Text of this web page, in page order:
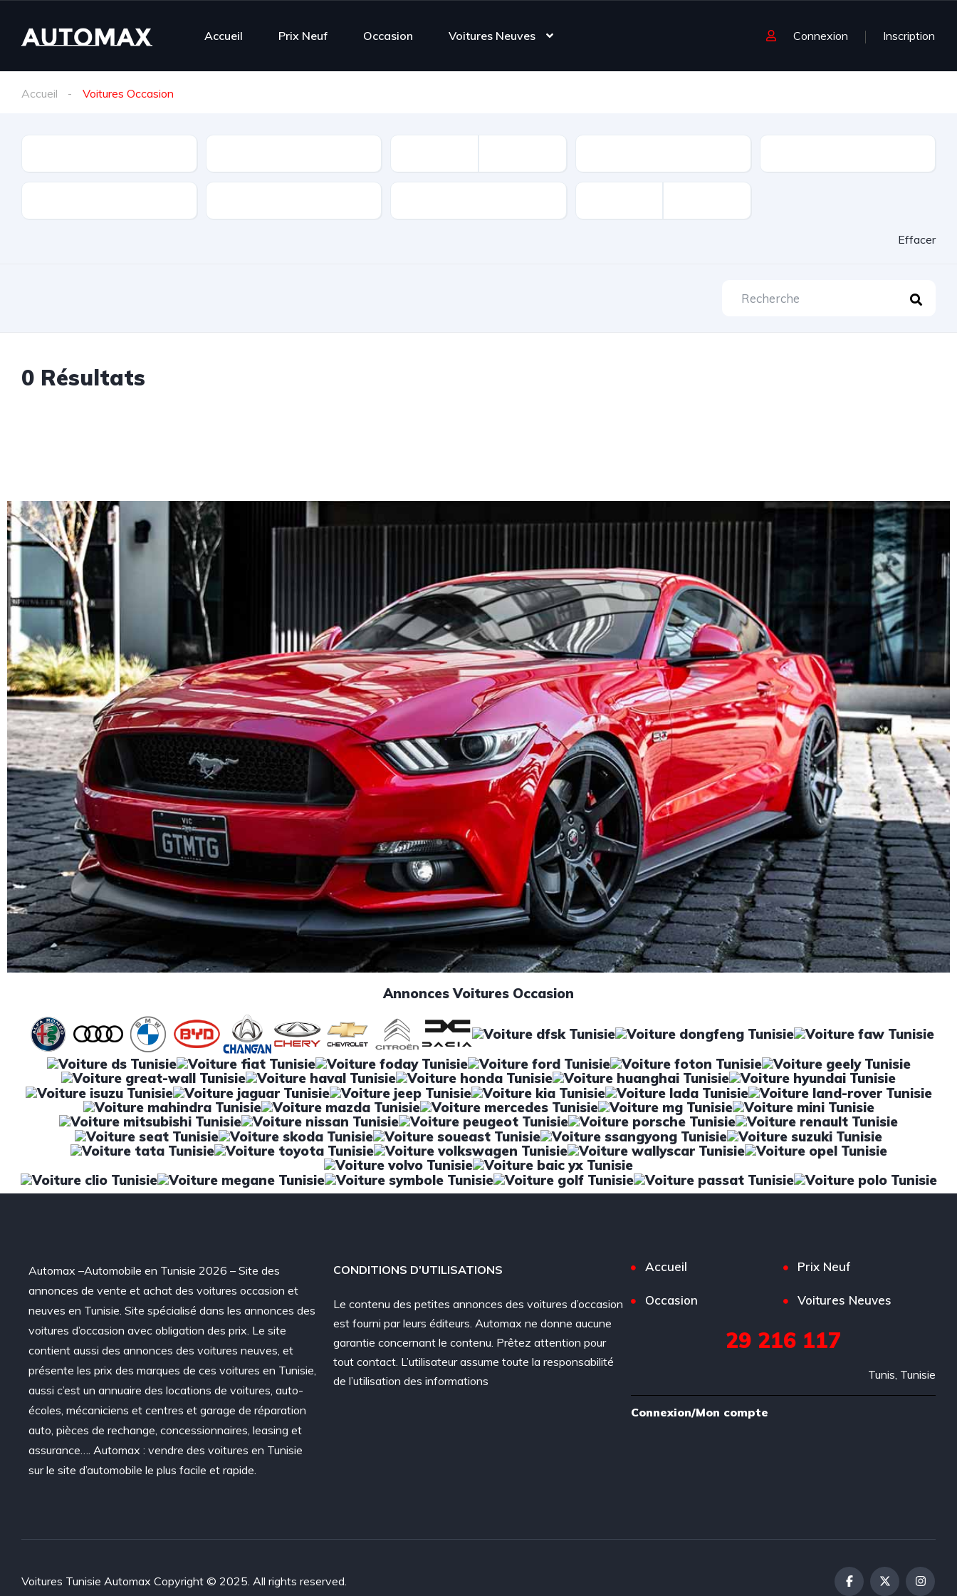
Accueil Prix Neuf Occasion Voitures Neuves Connexion Inscription
Accueil Voitures Occasion
Effacer
0 Résultats
Annonces Voitures Occasion
Automax –Automobile en Tunisie 2026 – Site des
annonces de vente et achat des voitures occasion et
neuves en Tunisie. Site spécialisé dans les annonces des
voitures d’occasion avec obligation des prix. Le site
contient aussi des annonces des voitures neuves, et
présente les prix des marques de ces voitures en Tunisie,
aussi c’est un annuaire des locations de voitures, auto-
écoles, mécaniciens et centres et garage de réparation
auto, pièces de rechange, concessionnaires, leasing et
assurance…. Automax : vendre des voitures en Tunisie
sur le site d’automobile le plus facile et rapide.
CONDITIONS D’UTILISATIONS
Le contenu des petites annonces des voitures d’occasion
est fourni par leurs éditeurs. Automax ne donne aucune
garantie concernant le contenu. Prêtez attention pour
tout contact. L’utilisateur assume toute la responsabilité
de l’utilisation des informations
Accueil Prix Neuf
Occasion Voitures Neuves
29 216 117
Tunis, Tunisie
Connexion/Mon compte
Voitures Tunisie Automax Copyright © 2025. All rights reserved.